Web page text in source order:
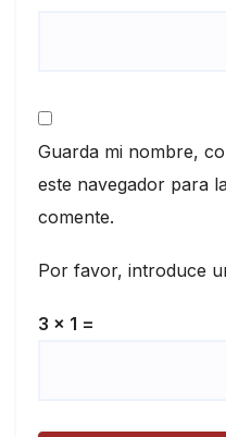
Guarda mi nombre,
este navegador para
comente.
Por favor, introduce
3 × 1 =